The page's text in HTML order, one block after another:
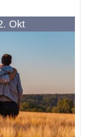
Okt